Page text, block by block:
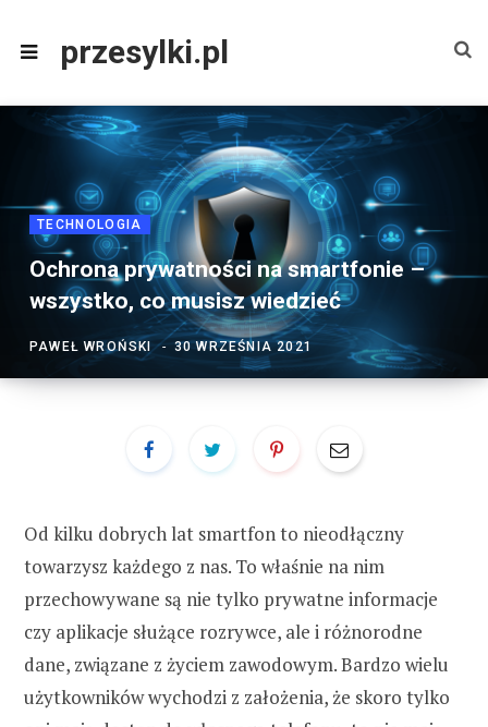
przesylki.pl
TECHNOLOGIA
Ochrona prywatności na smartfonie –
wszystko, co musisz wiedzieć
PAWEŁ WROŃSKI 30 WRZEŚNIA 2021
Od kilku dobrych lat smartfon to nieodłączny
towarzysz każdego z nas. To właśnie na nim
przechowywane są nie tylko prywatne informacje
czy aplikacje służące rozrywce, ale i różnorodne
dane, związane z życiem zawodowym. Bardzo wielu
użytkowników wychodzi z założenia, że skoro tylko